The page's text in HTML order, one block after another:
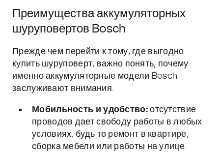
Преимущества аккумуляторных
шуруповертов Bosch
Прежде чем перейти к тому, где выгодно
купить шуруповерт, важно понять, почему
именно аккумуляторные модели Bosch
заслуживают внимания.
Мобильность и удобство:отсутствие
проводов дает свободу работы в любых
условиях, будь то ремонт в квартире,
сборка мебели или работы на улице.